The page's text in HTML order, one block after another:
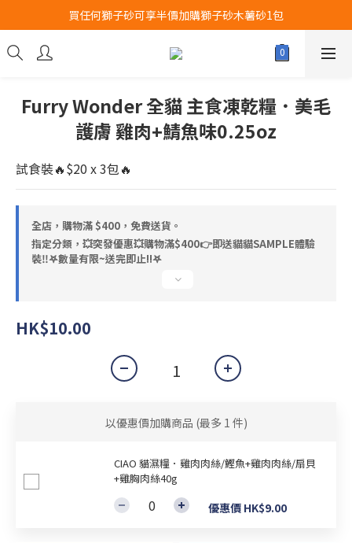
Airbuggy 全線現貨8折！立即點擊火速搶購
買任何獅子砂可享半價加購獅子砂木薯砂1包
Airbuggy 全線現貨8折！立即點擊火速搶購
Furry Wonder 全貓 主食凍乾糧．美毛
護膚 雞肉+鯖魚味0.25oz
試食裝🔥$20 x 3包🔥
全店，購物滿 $400，免費送貨。
指定分類，💥突發優惠💥購物滿$400👉即送貓貓SAMPLE體驗
裝‼️𖤐數量有限~送完即止!!𖤐
HK$10.00
以優惠價加購商品 (最多 1 件)
CIAO 貓濕糧．雞肉肉絲/鰹魚+雞肉肉絲/扇貝
+雞胸肉絲40g
優惠價 HK$9.00